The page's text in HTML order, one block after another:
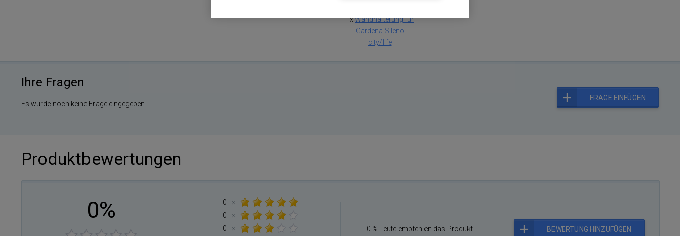
1xWandhalterung für
Gardena Sileno
city/life
Ihre Fragen
FRAGE EINFÜGEN
Es wurde noch keine Frage eingegeben.
Produktbewertungen
0% 0
×
0
×
0
×
0 % Leute empfehlen das Produkt BEWERTUNG HINZUFÜGEN